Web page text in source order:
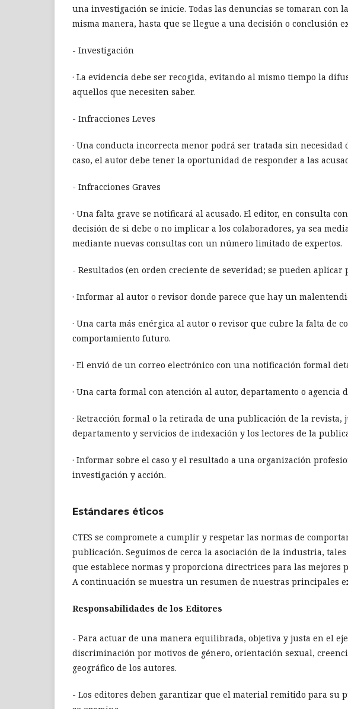
una investigación se inicie. Todas las denuncias se tomaran con
misma manera, hasta que se llegue a una decisión o conclusión
- Investigación
· La evidencia debe ser recogida, evitando al mismo tiempo la
aquellos que necesiten saber.
- Infracciones Leves
· Una conducta incorrecta menor podrá ser tratada sin
caso, el autor debe tener la oportunidad de responder a las
- Infracciones Graves
· Una falta grave se notificará al acusado. El editor, en consulta
decisión de si debe o no implicar a los colaboradores, ya sea
mediante nuevas consultas con un número limitado de expertos.
- Resultados (en orden creciente de severidad; se pueden aplicar
· Informar al autor o revisor donde parece que hay un
· Una carta más enérgica al autor o revisor que cubre la falta de
comportamiento futuro.
· El envió de un correo electrónico con una notificación formal
· Una carta formal con atención al autor, departamento o agencia
· Retracción formal o la retirada de una publicación de la
departamento y servicios de indexación y los lectores de la
· Informar sobre el caso y el resultado a una organización
investigación y acción.
Estándares éticos
CTES se compromete a cumplir y respetar las normas de
publicación. Seguimos de cerca la asociación de la industria, tales
que establece normas y proporciona directrices para las mejores
A continuación se muestra un resumen de nuestras principales
Responsabilidades de los Editores
- Para actuar de una manera equilibrada, objetiva y justa en el
discriminación por motivos de género, orientación sexual,
geográfico de los autores.
- Los editores deben garantizar que el material remitido para su